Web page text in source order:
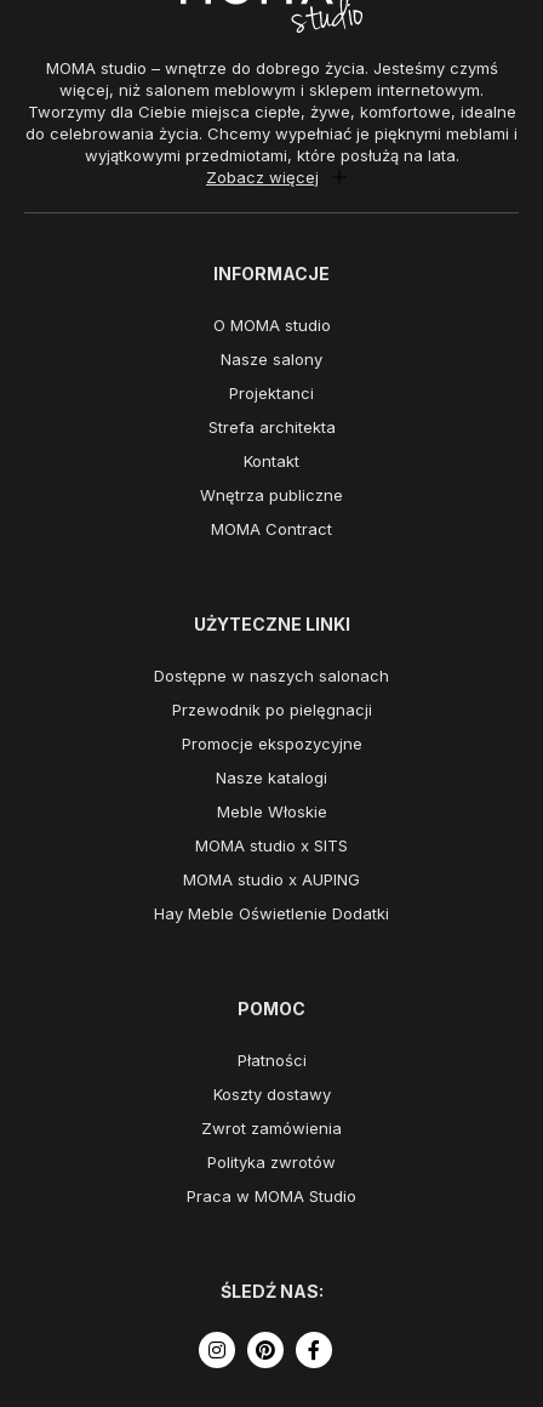
MOMA studio – wnętrze do dobrego życia. Jesteśmy czymś
więcej, niż salonem meblowym i sklepem internetowym.
Tworzymy dla Ciebie miejsca ciepłe, żywe, komfortowe, idealne
do celebrowania życia. Chcemy wypełniać je pięknymi meblami i
wyjątkowymi przedmiotami, które posłużą na lata.
Zobacz więcej
INFORMACJE
O MOMA studio
Nasze salony
Projektanci
Strefa architekta
Kontakt
Wnętrza publiczne
MOMA Contract
UŻYTECZNE LINKI
Dostępne w naszych salonach
Przewodnik po pielęgnacji
Promocje ekspozycyjne
Nasze katalogi
Meble Włoskie
MOMA studio x SITS
MOMA studio x AUPING
Hay Meble Oświetlenie Dodatki
POMOC
Płatności
Koszty dostawy
Zwrot zamówienia
Polityka zwrotów
Praca w MOMA Studio
ŚLEDŹ NAS: